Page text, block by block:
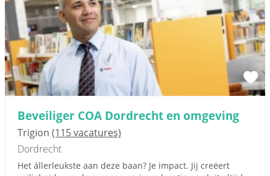
Beveiliger COA Dordrecht en omgeving
Trigion (115 vacatures)
Dordrecht
Het állerleukste aan deze baan? Je impact. Jij creëert